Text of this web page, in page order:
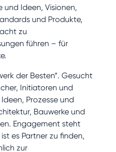
und Ideen, Visionen,
und Produkte,
zu
führen – für
der Besten“. Gesucht
Initiatoren und
Prozesse und
Bauwerke und
Engagement steht
es Partner zu finden,
zur